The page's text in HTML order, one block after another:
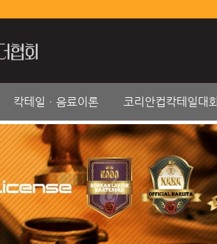
칵테일ㆍ음료이론 코리안컵칵테일대회